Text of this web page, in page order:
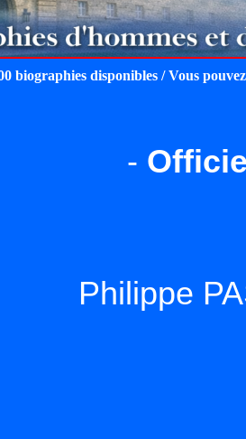
biographies disponibles / Vous
-
Philippe